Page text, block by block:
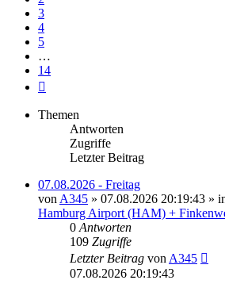
3
4
5
…
14
Themen
Antworten
Zugriffe
Letzter Beitrag
07.08.2026 - Freitag
von A345 » 07.08.2026 20:19:43 »
Hamburg Airport (HAM) +
0 Antworten
109 Zugriffe
Letzter Beitrag von A345
07.08.2026 20:19:43